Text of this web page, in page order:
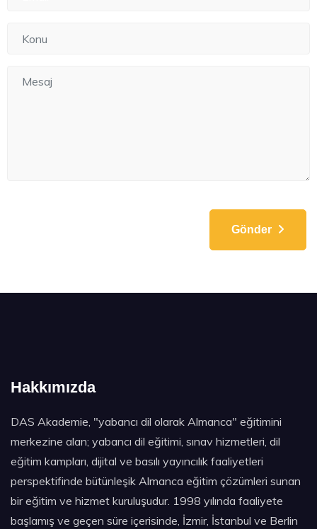
Gönder
Hakkımızda
DAS Akademie, "yabancı dil olarak Almanca" eğitimini
merkezine alan; yabancı dil eğitimi, sınav hizmetleri, dil
eğitim kampları, dijital ve basılı yayıncılık faaliyetleri
perspektifinde bütünleşik Almanca eğitim çözümleri sunan
bir eğitim ve hizmet kuruluşudur. 1998 yılında faaliyete
başlamış ve geçen süre içerisinde, İzmir, İstanbul ve Berlin